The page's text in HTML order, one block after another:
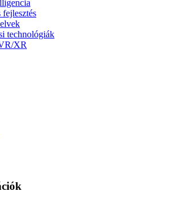
technológiák
XR